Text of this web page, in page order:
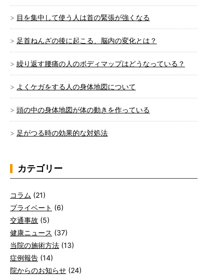
目を集中して使う人は首の緊張が強くなる
足首ねんざの後に起こる、脳内の変化とは？
繰り返す腰痛の人のボディマップはどうなっている？
よくケガをする人の身体地図について
頭の中の身体地図が体の動きを作っている
足がつる時の効果的な対処法
カテゴリー
コラム (21)
プライベート (6)
交通事故 (5)
健康ニュース (37)
当院の施術方法 (13)
症例報告 (14)
院からのお知らせ (24)